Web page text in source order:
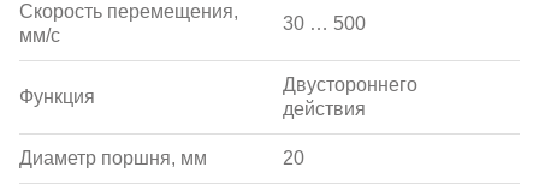
Скорость перемещения,
мм/с
30 … 500
Функция
Двустороннего
действия
Диаметр поршня, мм 20